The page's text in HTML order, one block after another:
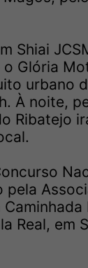
Shiai
Glória
urbano
À noite,
Ribatejo
Real, em